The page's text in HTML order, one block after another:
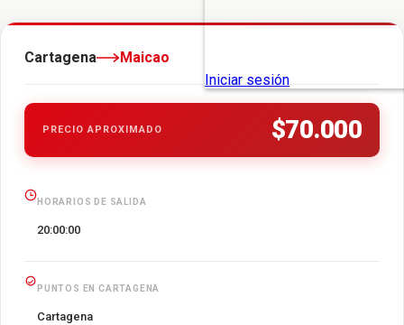
Cartagena Maicao
PRECIO APROXIMADO $70.000
HORARIOS DE SALIDA
20:00:00
PUNTOS EN CARTAGENA
Cartagena